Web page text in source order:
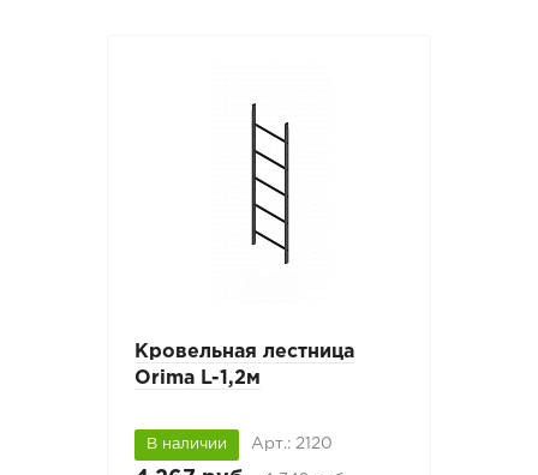
Кровельная лестница
Orima L-1,2м
В наличии Арт.: 2120